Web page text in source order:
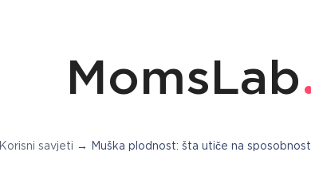
MomsLab
Korisni savjeti → Muška plodnost: šta utiče na